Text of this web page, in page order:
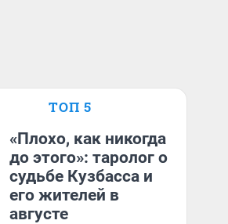
ТОП 5
«Плохо, как никогда
до этого»: таролог о
судьбе Кузбасса и
его жителей в
августе